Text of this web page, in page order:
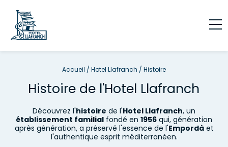
Accueil / Hotel Llafranch / Histoire
Histoire de l'Hotel Llafranch
Découvrez l'histoire de l'Hotel Llafranch, un
établissement familial fondé en 1956 qui, génération
après génération, a préservé l'essence de l'Empordàet
l'authentique esprit méditerranéen.